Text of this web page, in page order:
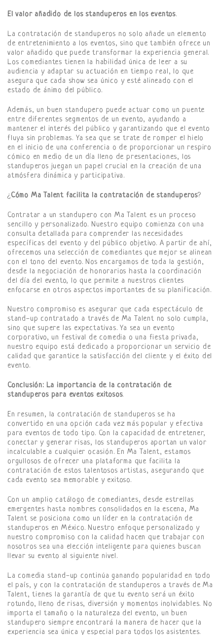
El valor añadido de los standuperos en los eventos.
La contratación de standuperos no solo añade un elemento
de entretenimiento a los eventos, sino que también ofrece un
valor añadido que puede transformar la experiencia general.
Los comediantes tienen la habilidad única de leer a su
audiencia y adaptar su actuación en tiempo real, lo que
asegura que cada show sea único y esté alineado con el
estado de ánimo del público.
Además, un buen standupero puede actuar como un puente
entre diferentes segmentos de un evento, ayudando a
mantener el interés del público y garantizando que el evento
fluya sin problemas. Ya sea que se trate de romper el hielo
en el inicio de una conferencia o de proporcionar un respiro
cómico en medio de un día lleno de presentaciones, los
standuperos juegan un papel crucial en la creación de una
atmósfera dinámica y participativa.
¿Cómo Ma Talent facilita la contratación de standuperos?
Contratar a un standupero con Ma Talent es un proceso
sencillo y personalizado. Nuestro equipo comienza con una
consulta detallada para comprender las necesidades
específicas del evento y del público objetivo. A partir de ahí,
ofrecemos una selección de comediantes que mejor se alinean
con el tono del evento. Nos encargamos de toda la gestión,
desde la negociación de honorarios hasta la coordinación
del día del evento, lo que permite a nuestros clientes
enfocarse en otros aspectos importantes de su planificación.
Nuestro compromiso es asegurar que cada espectáculo de
stand-up contratado a través de Ma Talent no solo cumpla,
sino que supere las expectativas. Ya sea un evento
corporativo, un festival de comedia o una fiesta privada,
nuestro equipo está dedicado a proporcionar un servicio de
calidad que garantice la satisfacción del cliente y el éxito del
evento.
Conclusión: La importancia de la contratación de
standuperos para eventos exitosos.
En resumen, la contratación de standuperos se ha
convertido en una opción cada vez más popular y efectiva
para eventos de todo tipo. Con la capacidad de entretener,
conectar y generar risas, los standuperos aportan un valor
incalculable a cualquier ocasión. En Ma Talent, estamos
orgullosos de ofrecer una plataforma que facilita la
contratación de estos talentosos artistas, asegurando que
cada evento sea memorable y exitoso.
Con un amplio catálogo de comediantes, desde estrellas
emergentes hasta nombres consolidados en la escena, Ma
Talent se posiciona como un líder en la contratación de
standuperos en México. Nuestro enfoque personalizado y
nuestro compromiso con la calidad hacen que trabajar con
nosotros sea una elección inteligente para quienes buscan
llevar su evento al siguiente nivel.
La comedia stand-up continúa ganando popularidad en todo
el país, y con la contratación de standuperos a través de Ma
Talent, tienes la garantía de que tu evento será un éxito
rotundo, lleno de risas, diversión y momentos inolvidables. No
importa el tamaño o la naturaleza del evento, un buen
standupero siempre encontrará la manera de hacer que la
experiencia sea única y especial para todos los asistentes.